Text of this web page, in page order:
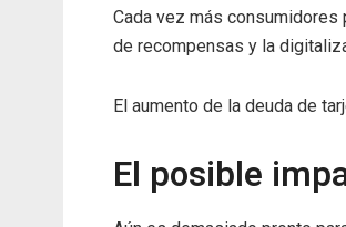
Cada vez más
de recompensas y la
El aumento de la deuda de
El posible